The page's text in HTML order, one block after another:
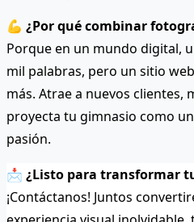
💪 ¿Por qué combinar
Porque en un mundo digital,
mil palabras, pero un sitio
más. Atrae a nuevos clientes,
proyecta tu gimnasio como
pasión.
📩 ¿Listo para transformar
¡Contáctanos! Juntos